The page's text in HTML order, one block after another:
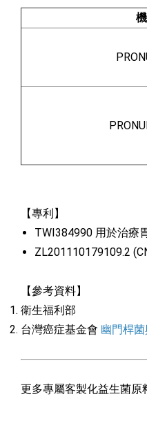
【專利】
TWI384990 用於治療
ZL201110179109.2
【參考資料】
衛生福利部
台灣癌症基金會 幽門桿
更多專屬客製化益生菌原